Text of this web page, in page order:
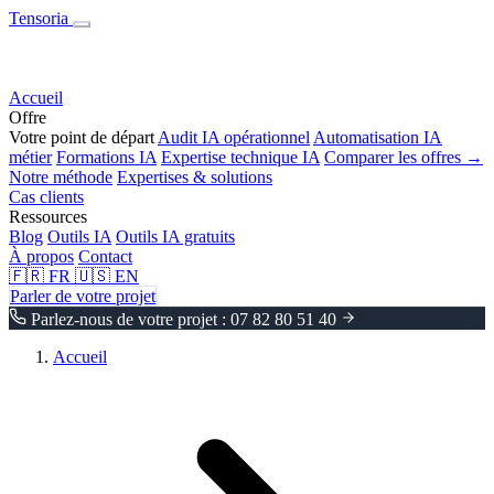
Tensoria
Accueil
Offre
Votre point de départ Audit IA opérationnel Automatisation IA
métier Formations IA Expertise technique IA Comparer les offres →
Notre méthode Expertises & solutions
Cas clients
Ressources
Blog Outils IA Outils IA gratuits
À propos Contact
🇫🇷 FR 🇺🇸 EN
Parler de votre projet
Parlez-nous de votre projet : 07 82 80 51 40
Accueil